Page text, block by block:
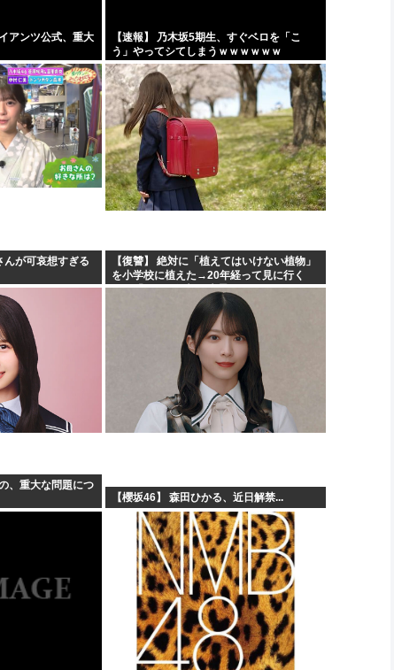
アンツ公式、重大
【速報】 乃木坂5期生、すぐベロを「こ
う」やってシてしまうｗｗｗｗｗｗ
んが可哀想すぎる
【復讐】 絶対に「植えてはいけない植物」
を小学校に植えた→20年経って見に行く
と…「！？」衝撃の光景が・・・
、重大な問題につ
【櫻坂46】 森田ひかる、近日解禁...